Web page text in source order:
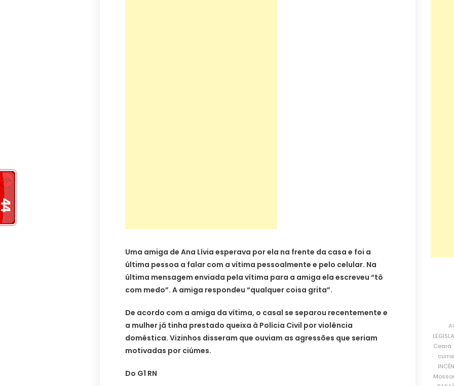
Uma amiga de Ana Lívia esperava por ela na frente da casa e foi a
última pessoa a falar com a vítima pessoalmente e pelo celular. Na
última mensagem enviada pela vítima para a amiga ela escreveu “tô
com medo”. A amiga respondeu “qualquer coisa grita”.
De acordo com a amiga da vítima, o casal se separou recentemente e
a mulher já tinha prestado queixa à Polícia Civil por violência
doméstica. Vizinhos disseram que ouviam as agressões que seriam
motivadas por ciúmes.
Do G1 RN
Ceará